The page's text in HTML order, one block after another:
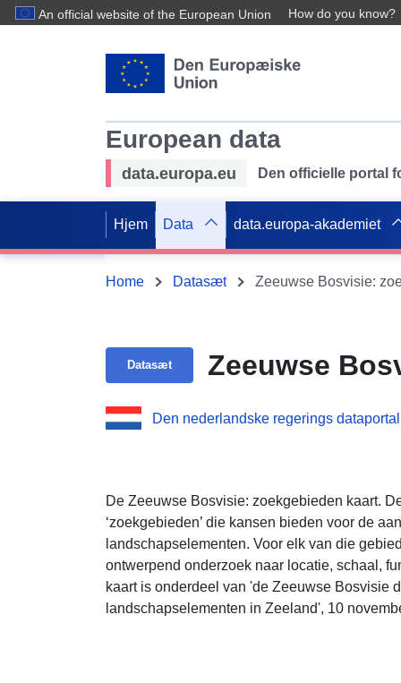
An official website of the European Union How do you know?
European data
data.europa.eu Den officielle portal
Hjem Data data.europa-akademiet
Home Datasæt Zeeuwse Bosvisie:
Datasæt Zeeuwse
Den nederlandske regerings dataportal
De Zeeuwse Bosvisie: zoekgebieden kaart.
‘zoekgebieden’ die kansen bieden voor de
landschapselementen. Voor elk van die
ontwerpend onderzoek naar locatie, schaal,
kaart is onderdeel van 'de Zeeuwse Bosvisie
landschapselementen in Zeeland', 10